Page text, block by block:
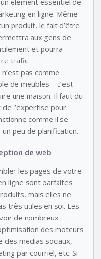
en ligne. Même
produit, le fait d’être
aux gens de
et pourra
trafic.
pas comme
de meubles – c’est
une maison. Il faut du
l’expertise pour
comme il se
peu de planification.
de web
les pages de votre
ligne sont parfaites
mais elles ne
très utiles en soi. Les
de nombreux
des moteurs
des médias sociaux,
par courriel, etc. Si